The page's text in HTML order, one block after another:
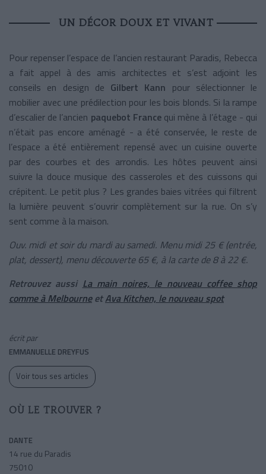
UN DÉCOR DOUX ET VIVANT
Pour repenser l’espace de l’ancien restaurant Paradis, Rebecca
a fait appel à des amis architectes et s’est adjoint les
conseils en design de Gilbert Kann pour sélectionner le
mobilier avec une prédilection pour les bois blonds. Si la rampe
d’escalier de l’ancien paquebot Francequi mène à l’étage - qui
n’était pas encore aménagé - a été conservée, le reste de
l’espace a été entièrement repensé avec un cuisine ouverte
par des courbes et des arrondis. Les hôtes peuvent ainsi
suivre la douce musique des casseroles et des cuissons qui
crépitent. Le petit plus ? Les grandes baies vitrées qui filtrent
la lumière peuvent s’ouvrir complètement sur la rue. On s’y
sent comme à la maison.
Ouv. midi et soir du mardi au samedi. Menu midi 25 € (entrée,
plat, dessert), menu découverte 65 €, à la carte de 8 à 22 €.
Retrouvez aussi La main noires, le nouveau coffee shop
comme à MelbourneetAva Kitchen, le nouveau spot
écrit par
EMMANUELLE DREYFUS
Voir tous ses articles
OÙ LE TROUVER ?
DANTE
14 rue du Paradis
75010